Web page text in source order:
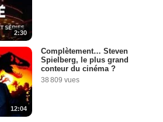
2:30
12:04
Complètement… Steven
Spielberg, le plus grand
conteur du cinéma ?
38 809 vues